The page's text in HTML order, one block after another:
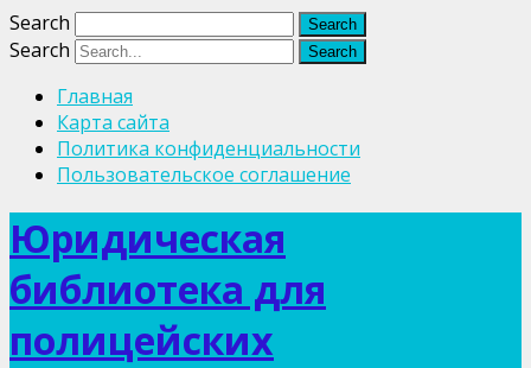
Search
Search
Главная
Карта сайта
Политика конфиденциальности
Пользовательское соглашение
Юридическая
библиотека для
полицейских